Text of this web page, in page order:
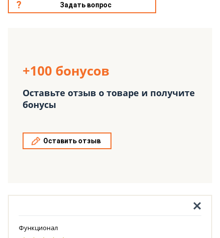
Задать вопрос
+100 бонусов
Оставьте отзыв о товаре и получите
бонусы
Оставить отзыв
Функционал